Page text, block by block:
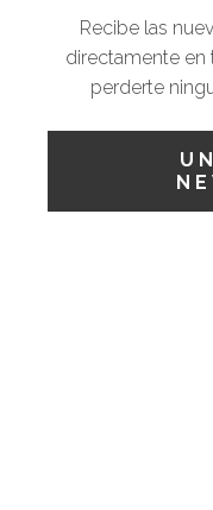
Recibe las
directamente en
perderte